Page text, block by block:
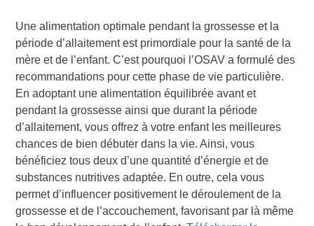
Une alimentation optimale pendant la grossesse et la
période d’allaitement est primordiale pour la santé de la
mère et de l’enfant. C’est pourquoi l’OSAV a formulé des
recommandations pour cette phase de vie particulière.
En adoptant une alimentation équilibrée avant et
pendant la grossesse ainsi que durant la période
d’allaitement, vous offrez à votre enfant les meilleures
chances de bien débuter dans la vie. Ainsi, vous
bénéficiez tous deux d’une quantité d’énergie et de
substances nutritives adaptée. En outre, cela vous
permet d’influencer positivement le déroulement de la
grossesse et de l’accouchement, favorisant par là même